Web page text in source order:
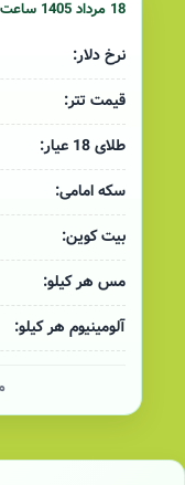
18 مرداد 1405 ساعت 00:18:13
نرخ دلار:
قیمت تتر:
طلای 18 عیار:
سکه امامی:
بیت کوین:
مس هر کیلو:
آلومینیوم هر کیلو: